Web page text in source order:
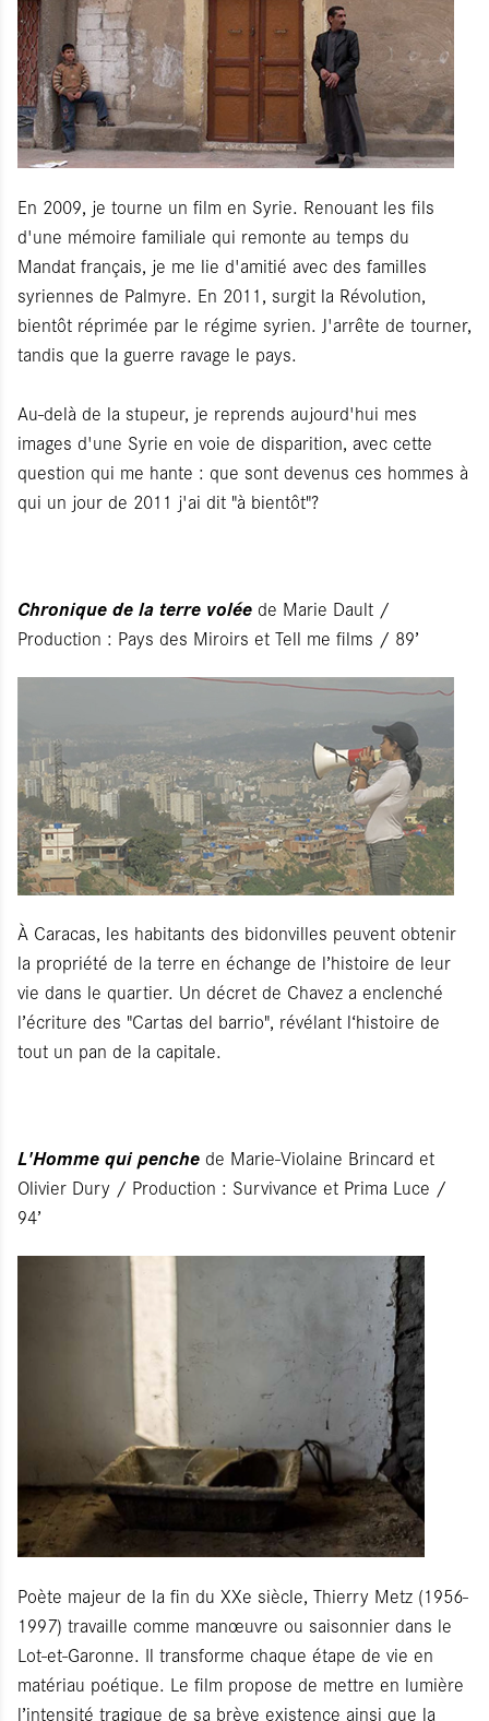
En 2009, je tourne un film en Syrie. Renouant les fils
d'une mémoire familiale qui remonte au temps du
Mandat français, je me lie d'amitié avec des familles
syriennes de Palmyre. En 2011, surgit la Révolution,
bientôt réprimée par le régime syrien. J'arrête de tourner,
tandis que la guerre ravage le pays.
Au-delà de la stupeur, je reprends aujourd'hui mes
images d'une Syrie en voie de disparition, avec cette
question qui me hante : que sont devenus ces hommes à
qui un jour de 2011 j'ai dit "à bientôt"?
Chronique de la terre volée de Marie Dault /
Production : Pays des Miroirs et Tell me films / 89’
À Caracas, les habitants des bidonvilles peuvent obtenir
la propriété de la terre en échange de l’histoire de leur
vie dans le quartier. Un décret de Chavez a enclenché
l’écriture des "Cartas del barrio", révélant l‘histoire de
tout un pan de la capitale.
L'Homme qui penche de Marie-Violaine Brincard et
Olivier Dury / Production : Survivance et Prima Luce /
94’
Poète majeur de la fin du XXe siècle, Thierry Metz (1956-
1997) travaille comme manœuvre ou saisonnier dans le
Lot-et-Garonne. Il transforme chaque étape de vie en
matériau poétique. Le film propose de mettre en lumière
l’intensité tragique de sa brève existence ainsi que la